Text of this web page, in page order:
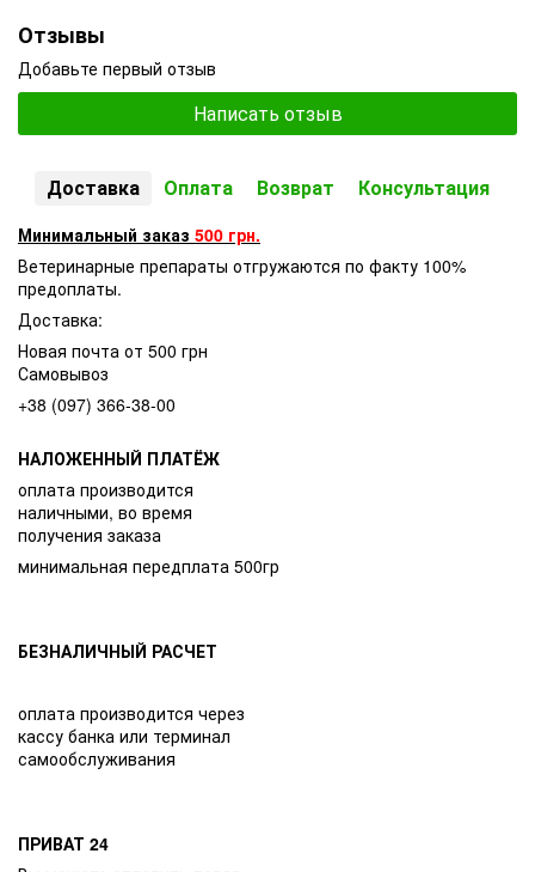
Отзывы
Добавьте первый отзыв
Написать отзыв
Доставка Оплата Возврат Консультация
Минимальный заказ 500 грн.
Ветеринарные препараты отгружаются по факту 100%
предоплаты.
Доставка:
Новая почта от 500 грн
Самовывоз
+38 (097) 366-38-00
НАЛОЖЕННЫЙ ПЛАТЁЖ
оплата производится
наличными, во время
получения заказа
минимальная передплата 500гр
БЕЗНАЛИЧНЫЙ РАСЧЕТ
оплата производится через
кассу банка или терминал
самообслуживания
ПРИВАТ 24